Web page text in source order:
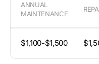
ANNUAL
MAINTENANCE
$1,100-$1,500